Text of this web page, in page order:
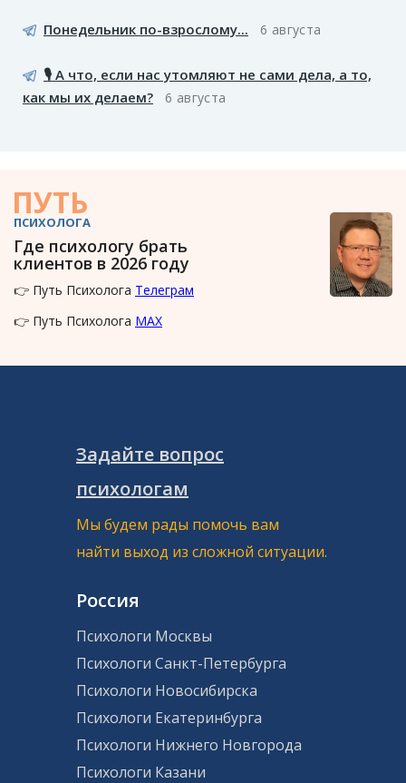
Понедельник по-взрослому... 6 августа
🎙️ А что, если нас утомляют не сами дела, а то,
как мы их делаем?
6 августа
ПУТЬ
ПСИХОЛОГА
Где психологу брать
клиентов в 2026 году
👉 Путь Психолога Телеграм
👉 Путь Психолога MAX
Задайте вопрос
психологам
Мы будем рады помочь вам
найти выход из сложной ситуации.
Россия
Психологи Москвы
Психологи Санкт-Петербурга
Психологи Новосибирска
Психологи Екатеринбурга
Психологи Нижнего Новгорода
Психологи Казани